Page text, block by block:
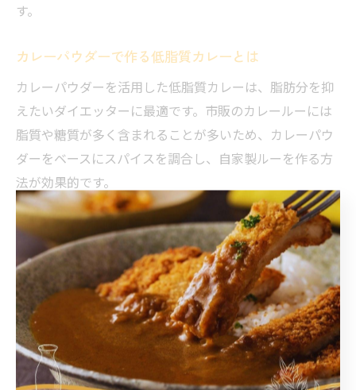
す。
カレーパウダーで作る低脂質カレーとは
カレーパウダーを活用した低脂質カレーは、脂肪分を抑
えたいダイエッターに最適です。市販のカレールーには
脂質や糖質が多く含まれることが多いため、カレーパウ
ダーをベースにスパイスを調合し、自家製ルーを作る方
法が効果的です。
具体的には、カレーパウダーにクミンやコリアンダー、
ターメリックなどの香辛料を加えて香りを強化し、バタ
ーや油の使用を控えめにすることで低脂質ながら深みの
ある味を実現します。これにより、カレーの濃厚さは維
持しつつもカロリーカットが可能です。
カレー粉と食材の組み合わせでヘルシーに
カレー粉と食材の組み合わせを工夫することで、よりヘ